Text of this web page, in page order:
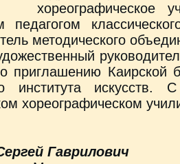
хореографическое
педагогом
методического
приглашению Каирской
института
хореографическом
Гаврилович